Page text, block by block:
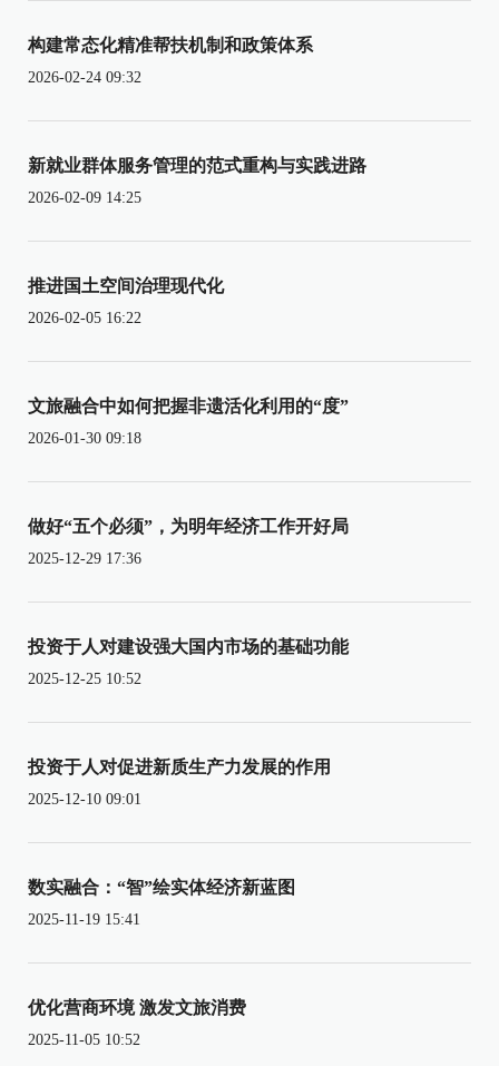
构建常态化精准帮扶机制和政策体系
2026-02-24 09:32
新就业群体服务管理的范式重构与实践进路
2026-02-09 14:25
推进国土空间治理现代化
2026-02-05 16:22
文旅融合中如何把握非遗活化利用的“度”
2026-01-30 09:18
做好“五个必须”，为明年经济工作开好局
2025-12-29 17:36
投资于人对建设强大国内市场的基础功能
2025-12-25 10:52
投资于人对促进新质生产力发展的作用
2025-12-10 09:01
数实融合：“智”绘实体经济新蓝图
2025-11-19 15:41
优化营商环境 激发文旅消费
2025-11-05 10:52